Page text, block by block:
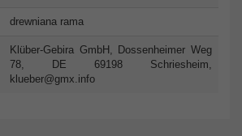
drewniana rama
Klüber-Gebira GmbH, Dossenheimer Weg
78, DE 69198 Schriesheim,
klueber@gmx.info